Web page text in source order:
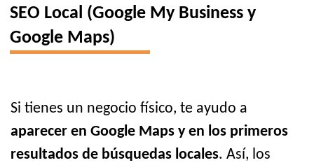
SEO Local (Google My Business y
Google Maps)
Si tienes un negocio físico, te ayudo a
aparecer en Google Maps y en los primeros
resultados de búsquedas locales. Así, los